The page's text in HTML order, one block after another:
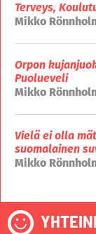
Terveys,
Mikko
Orpon
Puolueveli
Mikko
Vielä ei olla
suomalainen
Mikko